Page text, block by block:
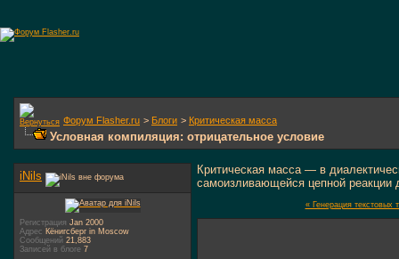
Форум Flasher.ru > Блоги > Критическая масса
Условная компиляция: отрицательное условие
Критическая масса — в
самоизливающейся цепной реакции
« Генерация
iNils
Регистрация Jan 2000
Адрес Кёнигсберг in Moscow
Сообщений 21,883
Записей в блоге 7